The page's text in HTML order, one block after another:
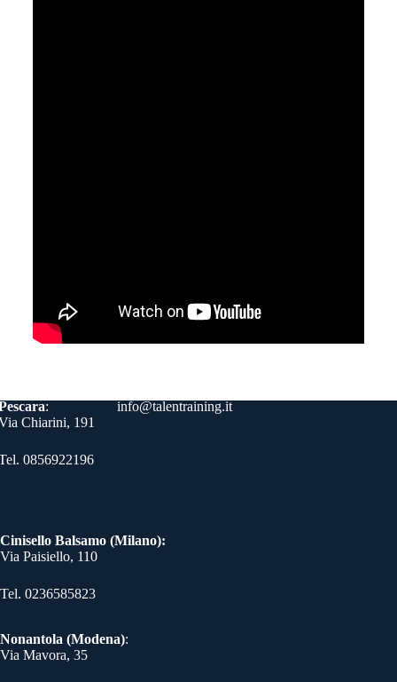
info@talentraining.it
:
Chiarini, 191
0856922196
Cinisello Balsamo (Milano):
Via Paisiello, 110
Tel. 0236585823​
Nonantola (Modena):
Via Mavora, 35